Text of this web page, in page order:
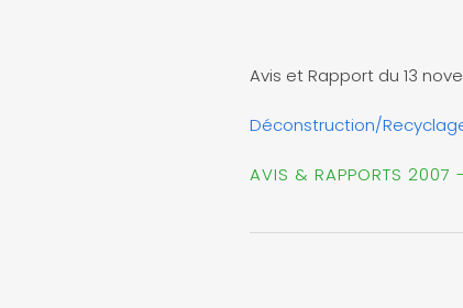
Avis et Rapport du 13
Déconstruction/Recyclage
AVIS & RAPPORTS 2007